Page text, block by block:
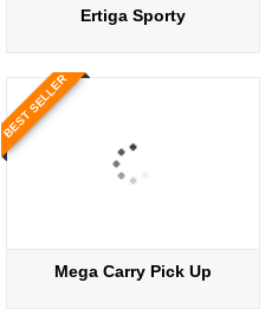
Ertiga Sporty
BEST SELLER
Mega Carry Pick Up